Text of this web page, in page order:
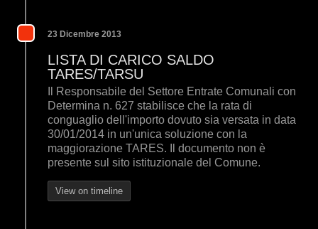
23 Dicembre 2013
LISTA DI CARICO SALDO
TARES/TARSU
Il Responsabile del Settore Entrate Comunali con
Determina n. 627 stabilisce che la rata di
conguaglio dell'importo dovuto sia versata in data
30/01/2014 in un'unica soluzione con la
maggiorazione TARES. Il documento non è
presente sul sito istituzionale del Comune.
View on timeline